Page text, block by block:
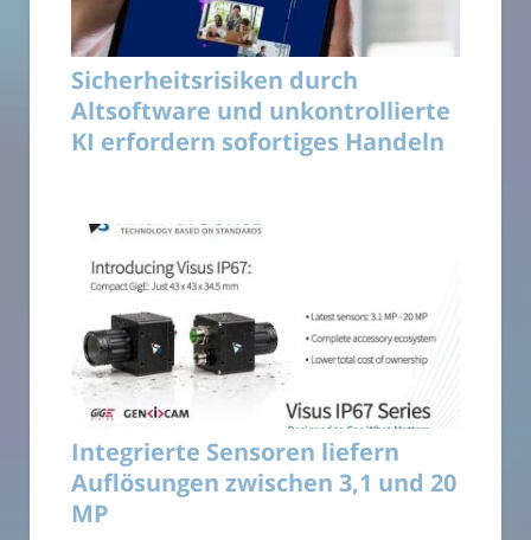
Sicherheitsrisiken durch
Altsoftware und unkontrollierte
KI erfordern sofortiges Handeln
Integrierte Sensoren liefern
Auflösungen zwischen 3,1 und 20
MP